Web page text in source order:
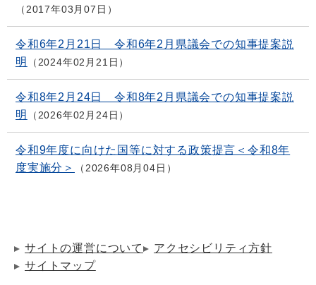
2017年03月07日
令和6年2月21日 令和6年2月県議会での知事提案説
明
2024年02月21日
令和8年2月24日 令和8年2月県議会での知事提案説
明
2026年02月24日
令和9年度に向けた国等に対する政策提言＜令和8年
度実施分＞
2026年08月04日
サイトの運営について
アクセシビリティ方針
サイトマップ